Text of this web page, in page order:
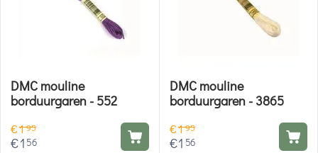
DMC mouline
borduurgaren - 552
€195
€1 56
DMC mouline
borduurgaren - 3865
€195
€1 56